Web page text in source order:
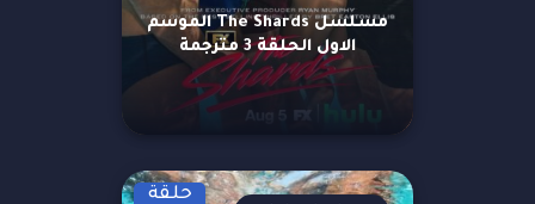
مسلسل The Shards الموسم
الاول الحلقة 3 مترجمة
حلقة